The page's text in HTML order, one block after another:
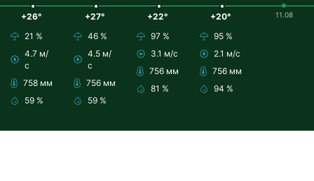
+26°
21 %
4.7 м/
с
758 мм
59 %
+27°
46 %
4.5 м/
с
756 мм
59 %
+22°
97 %
3.1 м/с
756 мм
81 %
+20°
95 %
2.1 м/с
756 мм
94 %
11.08